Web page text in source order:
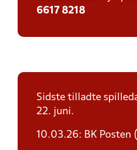
6617 8218
Sidste tilladte
22. juni.
10.03.26: BK Posten